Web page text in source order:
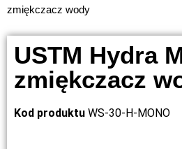
zmiękczacz wody
USTM Hydra
zmiękczacz
Kod produktu WS-30-H-MONO